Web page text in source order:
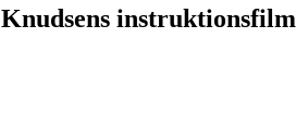
Knudsens instruktionsfilm